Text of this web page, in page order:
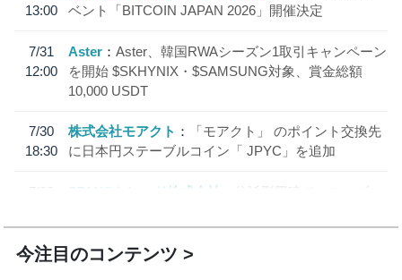
13:00
ベント「BITCOIN JAPAN 2026」開催決定
7/31
12:00
Aster
Aster、韓国RWAシーズン1取引キャンペーン
を開始 $SKHYNIX・$SAMSUNG対象、賞金総額
10,000 USDT
7/30
18:30
株式会社モアクト
「モアクト」 のポイント交換先
に日本円ステーブルコイン「 JPYC」を追加
7/29
SBI VCトレード株式会社
信託型円建てステーブル
今注目のコンテンツ